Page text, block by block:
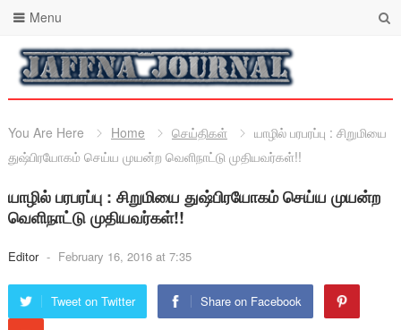
Menu
You Are Here Home செய்திகள்
யாழில் பரபரப்பு : சிறுமியை
துஷ்பிரயோகம் செய்ய முயன்ற வெளிநாட்டு முதியவர்கள்!!
யாழில் பரபரப்பு : சிறுமியை துஷ்பிரயோகம் செய்ய முயன்ற
வெளிநாட்டு முதியவர்கள்!!
Editor - February 16, 2016 at 7:35
Tweet on Twitter Share on Facebook